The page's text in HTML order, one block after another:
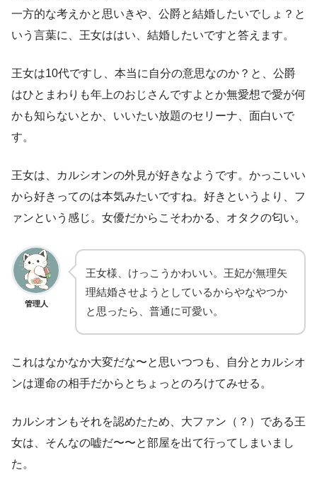
一方的な考えかと思いきや、公爵と結婚したいでしょ？と
いう言葉に、王女ははい、結婚したいですと答えます。
王女は10代ですし、本当に自分の意思なのか？と、公爵
はひとまわりも年上のおじさんですよとか無愛想で愛が何
かも知らないとか、いいたい放題のセリーナ、面白いで
す。
王女は、カルシオンの外見が好きなようです。かっこいい
から好きってのは本気みたいですね。好きというより、フ
ァンという感じ。女優だからこそわかる、オタクの匂い。
管理人
王女様、けっこうかわいい。王妃が無理矢
理結婚させようとしているからやなやつか
と思ったら、普通に可愛い。
これはなかなか大変だな〜と思いつつも、自分とカルシオ
ンは運命の相手だからとちょっとのろけてみせる。
カルシオンもそれを認めたため、大ファン（？）である王
女は、そんなの嘘だ〜〜と部屋を出て行ってしまいまし
た。